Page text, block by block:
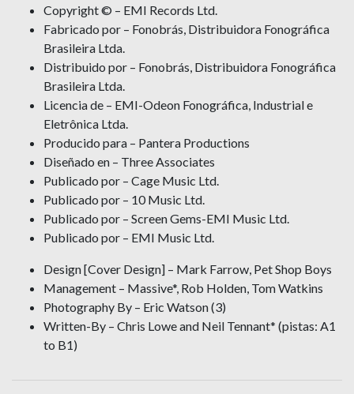
Copyright © – EMI Records Ltd.
Fabricado por – Fonobrás, Distribuidora Fonográfica
Brasileira Ltda.
Distribuido por – Fonobrás, Distribuidora Fonográfica
Brasileira Ltda.
Licencia de – EMI-Odeon Fonográfica, Industrial e
Eletrônica Ltda.
Producido para – Pantera Productions
Diseñado en – Three Associates
Publicado por – Cage Music Ltd.
Publicado por – 10 Music Ltd.
Publicado por – Screen Gems-EMI Music Ltd.
Publicado por – EMI Music Ltd.
Design [Cover Design] – Mark Farrow, Pet Shop Boys
Management – Massive*, Rob Holden, Tom Watkins
Photography By – Eric Watson (3)
Written-By – Chris Lowe and Neil Tennant* (pistas: A1
to B1)